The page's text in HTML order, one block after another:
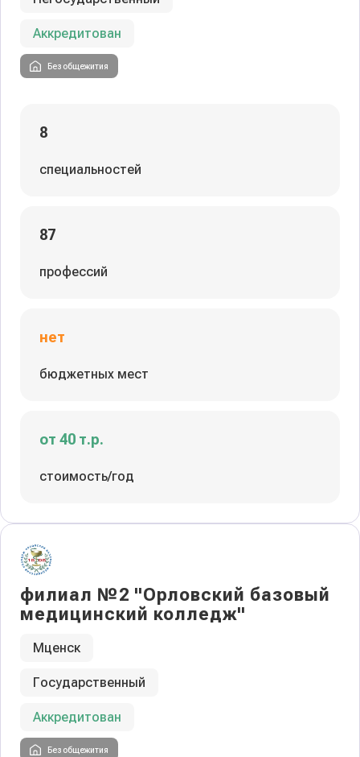
Аккредитован
Без общежития
8
специальностей
87
профессий
нет
бюджетных мест
от 40 т.р.
стоимость/год
филиал №2 "Орловский базовый
медицинский колледж"
Мценск
Государственный
Аккредитован
Без общежития